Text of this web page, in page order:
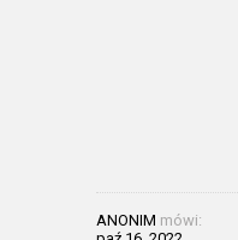
ANONIM mówi: